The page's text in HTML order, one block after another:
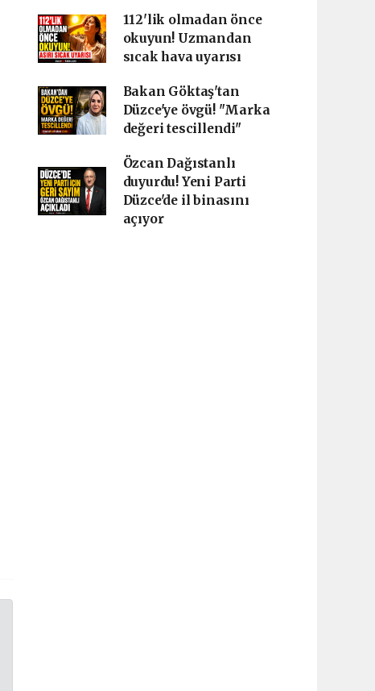
112'lik olmadan önce
okuyun! Uzmandan
sıcak hava uyarısı
Bakan Göktaş'tan
Düzce'ye övgü! "Marka
değeri tescillendi"
Özcan Dağıstanlı
duyurdu! Yeni Parti
Düzce'de il binasını
açıyor